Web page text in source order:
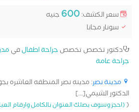
سعر الكشف:600 جنيه
سونار مجانا
دكتور تخصص تخصص جراحة اطفالفي
جراحة عامة
مدينة نصر: مدينه نصر المنطقه العاشره
الدكتور الشيمي[...]
((احجز وسوف يصلك العنوان بالكامل وارقام